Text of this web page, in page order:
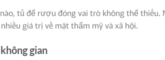
tủ để rượu đóng vai trò không thể thiếu.
giá trị về mặt thẩm mỹ và xã hội.
gian